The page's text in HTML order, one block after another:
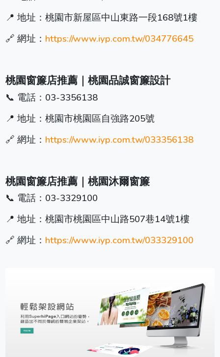
📍 地址：桃園市新屋區中山東路一段168號1樓
🔗 網址： https://www.iyp.com.tw/034776645
桃園窗簾店推薦｜桃園品誠窗簾設計
📞 電話：03-3356138
📍 地址：桃園市桃園區自強路205號
🔗 網址： https://www.iyp.com.tw/033356138
桃園窗簾店推薦｜桃園沐爾窗簾
📞 電話：03-3329100
📍 地址：桃園市桃園區中山路507巷14號1樓
🔗 網址： https://www.iyp.com.tw/033329100